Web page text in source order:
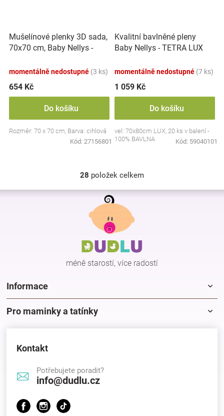
Mušelínové plenky 3D sada,
70x70 cm, Baby Nellys -
momentálně nedostupné (3 ks)
654 Kč
Do košíku
Rozměr: 70 x 70 cm, Barva: cihlová
Kód: 27156801
Kvalitní bavlněné pleny
Baby Nellys - TETRA LUX
momentálně nedostupné (7 ks)
1 059 Kč
Do košíku
vel: 70x80cm LUX, 20 ks v balení -
100% BAVLNA
Kód: 59040101
O
v
l
d
a
c
í
p
r
28 položek celkem
Z
méně starostí, více radostí
Informace
Pro maminky a tatínky
Kontakt
Potřebujete poradit?
info@dudlu.cz